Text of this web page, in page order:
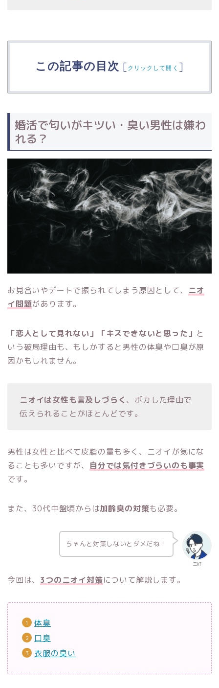
この記事の目次 [ クリックして開く ]
婚活で匂いがキツい・臭い男性は嫌わ
れる？
お見合いやデートで振られてしまう原因として、
ニオ
イ問題があります。
「恋人として見れない」「キスできないと思った」 と
いう破局理由も、もしかすると男性の体臭や口臭が原
因かもしれません。
ニオイは女性も言及しづらく 、ボカした理由で
伝えられることがほとんどです。
男性は女性と比べて皮脂の量も多く、ニオイが気にな
ることも多いですが、 自分では気付きづらいのも事実
です。
また、30代中盤頃からは加齢臭の対策も必要。
三好
ちゃんと対策しないとダメだね！
今回は、 3つのニオイ対策について解説します。
体臭
口臭
衣服の臭い